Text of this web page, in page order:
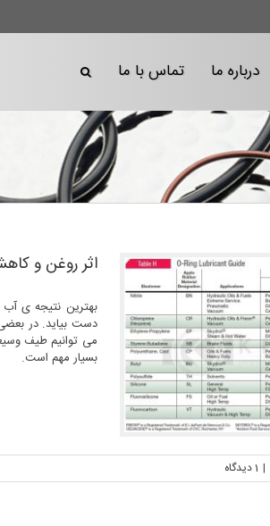
درباره ما تماس با ما
اثر روغن و
بهترین نتیجه ی
دست بیاید. در
می توانیم طیف
بسیار مهم است.
| 1 ديدگاه